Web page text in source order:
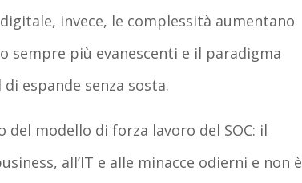
invece, le complessità aumentano
sempre più evanescenti e il paradigma
espande senza sosta.
modello di forza lavoro del SOC: il
all’IT e alle minacce odierni e non è